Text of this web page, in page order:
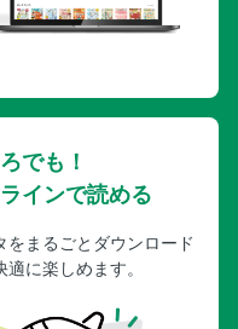
でも！
インで読める
をまるごとダウンロード
に楽しめます。